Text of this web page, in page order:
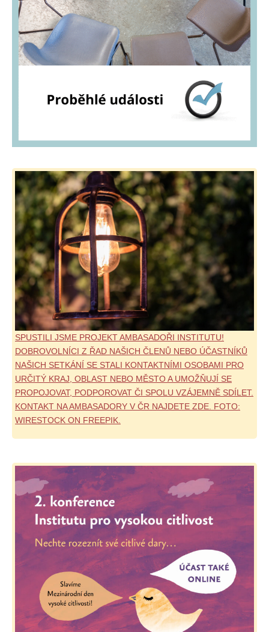
SPUSTILI JSME PROJEKT AMBASADOŘI INSTITUTU!
DOBROVOLNÍCI Z ŘAD NAŠICH ČLENŮ NEBO ÚČASTNÍKŮ
NAŠICH SETKÁNÍ SE STALI KONTAKTNÍMI OSOBAMI PRO
URČITÝ KRAJ, OBLAST NEBO MĚSTO A UMOŽŇUJÍ SE
PROPOJOVAT, PODPOROVAT ČI SPOLU VZÁJEMNĚ SDÍLET.
KONTAKT NA AMBASADORY V ČR NAJDETE ZDE. FOTO:
WIRESTOCK ON FREEPIK.